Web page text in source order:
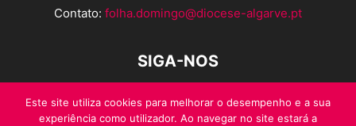
Contato: folha.domingo@diocese-algarve.pt
SIGA-NOS
Este site utiliza cookies para melhorar o desempenho e a sua
experiência como utilizador. Ao navegar no site estará a